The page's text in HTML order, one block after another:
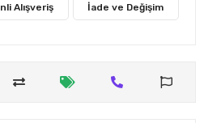
Alışveriş İade ve Değişim